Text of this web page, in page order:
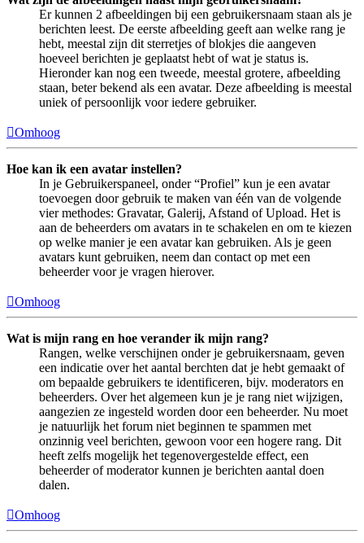
Er kunnen 2 afbeeldingen bij een gebruikersnaam staan als je
berichten leest. De eerste afbeelding geeft aan welke rang je
hebt, meestal zijn dit sterretjes of blokjes die aangeven
hoeveel berichten je geplaatst hebt of wat je status is.
Hieronder kan nog een tweede, meestal grotere, afbeelding
staan, beter bekend als een avatar. Deze afbeelding is meestal
uniek of persoonlijk voor iedere gebruiker.
Omhoog
Hoe kan ik een avatar instellen?
In je Gebruikerspaneel, onder “Profiel” kun je een avatar
toevoegen door gebruik te maken van één van de volgende
vier methodes: Gravatar, Galerij, Afstand of Upload. Het is
aan de beheerders om avatars in te schakelen en om te kiezen
op welke manier je een avatar kan gebruiken. Als je geen
avatars kunt gebruiken, neem dan contact op met een
beheerder voor je vragen hierover.
Omhoog
Wat is mijn rang en hoe verander ik mijn rang?
Rangen, welke verschijnen onder je gebruikersnaam, geven
een indicatie over het aantal berchten dat je hebt gemaakt of
om bepaalde gebruikers te identificeren, bijv. moderators en
beheerders. Over het algemeen kun je je rang niet wijzigen,
aangezien ze ingesteld worden door een beheerder. Nu moet
je natuurlijk het forum niet beginnen te spammen met
onzinnig veel berichten, gewoon voor een hogere rang. Dit
heeft zelfs mogelijk het tegenovergestelde effect, een
beheerder of moderator kunnen je berichten aantal doen
dalen.
Omhoog